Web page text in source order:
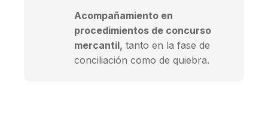
Acompañamiento en
procedimientos de concurso
mercantil, tanto en la fase de
conciliación como de quiebra.